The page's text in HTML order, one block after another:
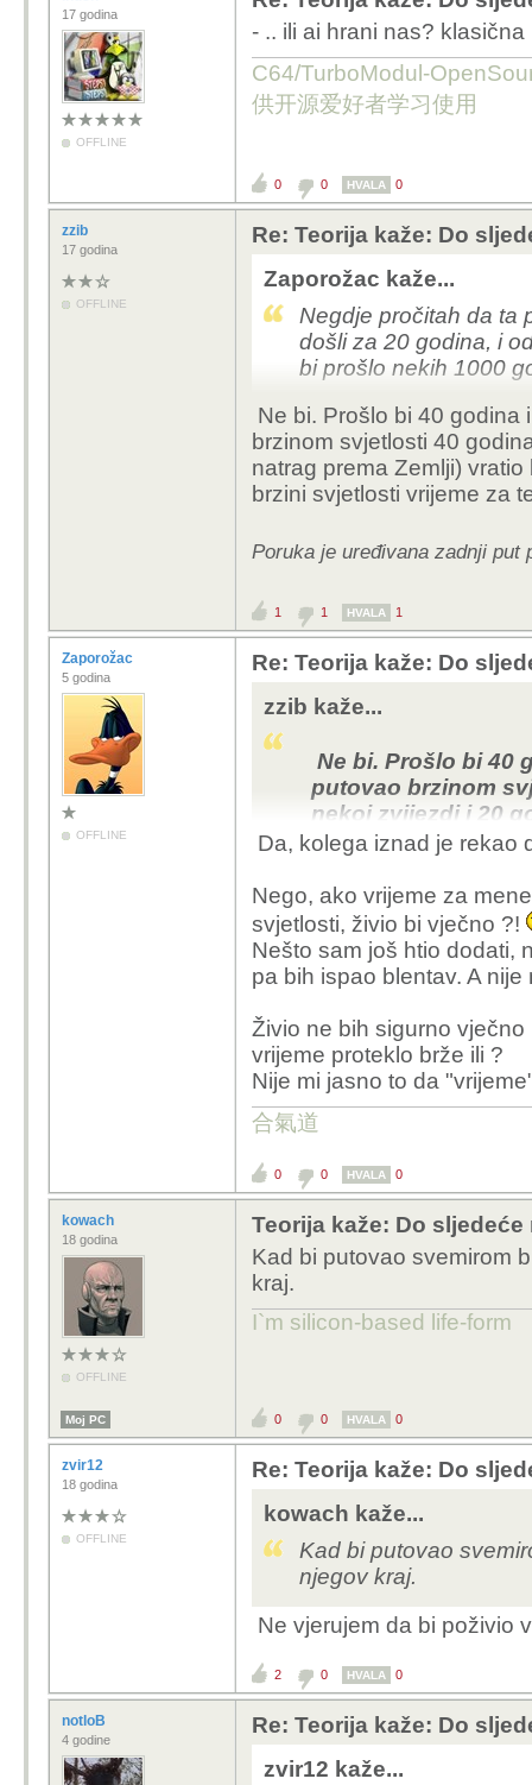
računovodstvo, koje
vrtiću pa da sad
leteći ćilim ili
cilja u trenu.
-znanstveni dio
teoretskoj formuli
puta.. i to znantvenik
tog nema dok je
važno.. važno je ako i
barem teoretski tako
na detalje.. ne samo
-pri čemu osoba
dalje mora razmišljati
dragi, dok ih djete
između stvarnog
koji čisto proforme
mogu svi biti
kriterija što djeca
17 godina
OFFLINE
- .. ili ai hrani nas?
C64/TurboModul-
供开源爱好者学习使用
0 0 HVALA 0
zzib
17 godina
OFFLINE
Re: Teorija kaže: Do
Zaporožac kaže...
Negdje pročitah da ta
došli za 20 godina, i
bi prošlo nekih 1000
Tako nešto, nisam
Ne bi. Prošlo bi 40 godina
brzinom svjetlosti 40
natrag prema Zemlji)
brzini svjetlosti vrijeme za
Poruka je uređivana zadnji put
1 1 HVALA 1
Zaporožac
5 godina
OFFLINE
Re: Teorija kaže: Do
zzib kaže...
Ne bi. Prošlo bi 40
putovao brzinom
nekoj zvijezdi i 20
40 godina mlađi jer
Da, kolega iznad je rekao
Nego, ako vrijeme za
svjetlosti, živio bi vječno ?!
Nešto sam još htio dodati,
pa bih ispao blentav. A
Živio ne bih sigurno
vrijeme proteklo brže ili ?
Nije mi jasno to da
合氣道
0 0 HVALA 0
kowach
18 godina
OFFLINE
Teorija kaže: Do
Kad bi putovao svemirom
kraj.
I`m silicon-based life-form
Moj PC 0 0 HVALA 0
zvir12
18 godina
OFFLINE
Re: Teorija kaže: Do
kowach kaže...
Kad bi putovao
njegov kraj.
Ne vjerujem da bi poživio
2 0 HVALA 0
notloB
4 godine
Re: Teorija kaže: Do
zvir12 kaže...